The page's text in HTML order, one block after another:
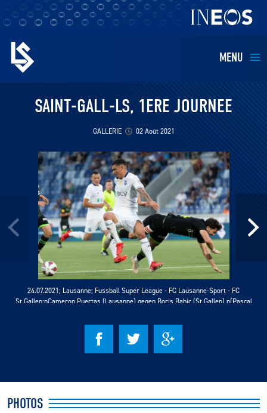
MENU
EQUIPES
BUSINESS
RESTAURATION
CLUB
LS E-SHOP
L’APP DU LS
SAINT-GALL-LS, 1ERE JOURNEE
GALLERIE 02 Août 2021
24.07.2021; Lausanne; Fussball Super League - FC Lausanne-Sport - FC
St.Gallen;nCameron Puertas (Lausanne) gegen Boris Babic (St.Gallen) n(Pascal
PHOTOS